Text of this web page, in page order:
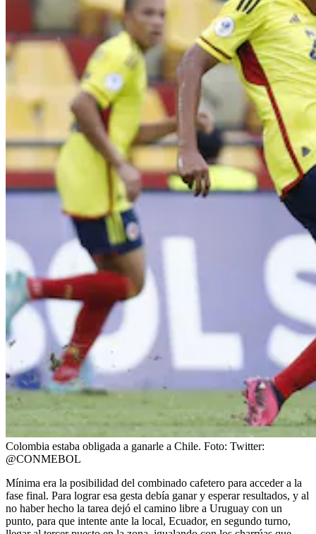
Colombia estaba obligada a ganarle a Chile. Foto: Twitter:
@CONMEBOL
Mínima era la posibilidad del combinado cafetero para acceder a la
fase final. Para lograr esa gesta debía ganar y esperar resultados, y al
no haber hecho la tarea dejó el camino libre a Uruguay con un
punto, para que intente ante la local, Ecuador, en segundo turno,